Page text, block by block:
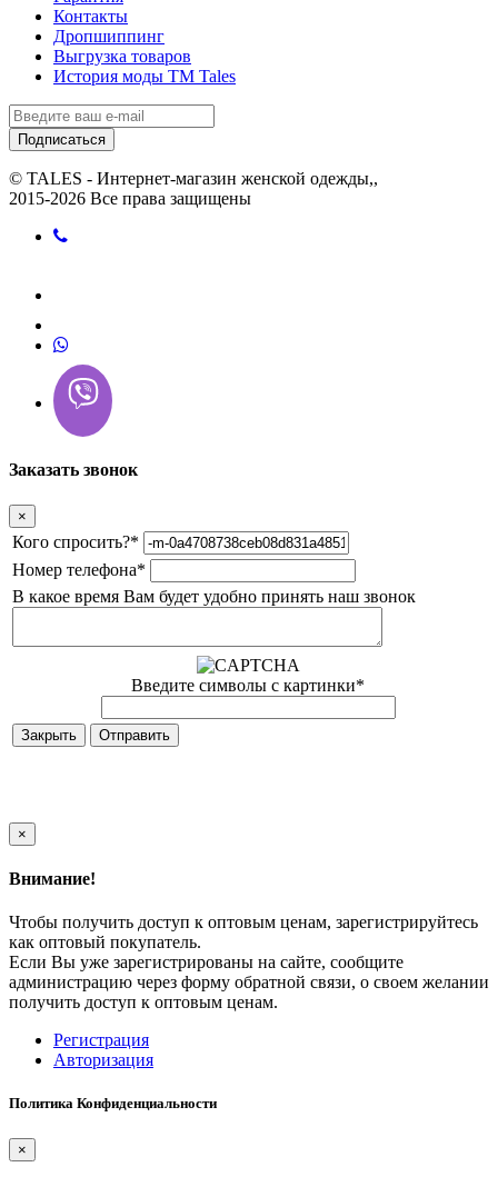
Контакты
Дропшиппинг
Выгрузка товаров
История моды ТМ Tales
Подписаться
© TALES - Интернет-магазин женской одежды,,
2015-2026 Все права защищены
Заказать звонок
×
Кого спросить?*
Номер телефона*
В какое время Вам будет удобно принять наш звонок
Введите символы с картинки*
Закрыть
×
Внимание!
Чтобы получить доступ к оптовым ценам, зарегистрируйтесь
как оптовый покупатель.
Если Вы уже зарегистрированы на сайте, сообщите
администрацию через форму обратной связи, о своем желании
получить доступ к оптовым ценам.
Регистрация
Авторизация
Политика Конфиденциальности
×